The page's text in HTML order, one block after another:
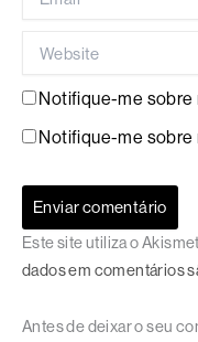
Notifique-me sobre
Notifique-me sobre
Este site utiliza o
dados em comentários
Antes de deixar o seu